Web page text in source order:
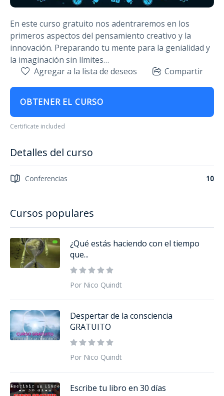
En este curso gratuito nos adentraremos en los
primeros aspectos del pensamiento creativo y la
innovación. Preparando tu mente para la genialidad y
la imaginación sin límites…
Agregar a la lista de deseos
Compartir
OBTENER EL CURSO
Certificate included
Detalles del curso
Conferencias 10
Cursos populares
¿Qué estás haciendo con el tiempo
que...
Por Nico Quindt
Despertar de la consciencia
GRATUITO
Por Nico Quindt
Escribe tu libro en 30 días